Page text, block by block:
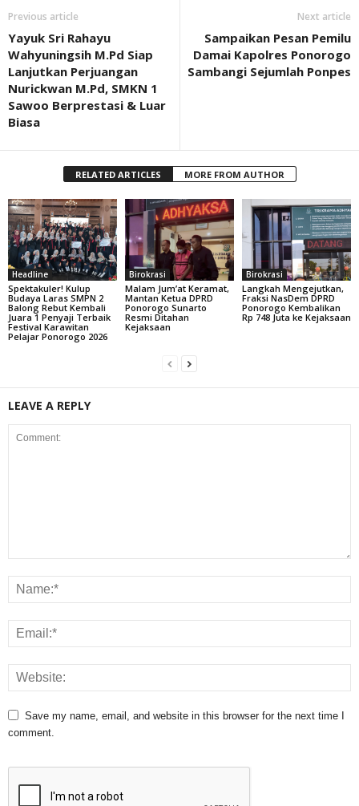
Previous article
Yayuk Sri Rahayu
Wahyuningsih M.Pd Siap
Lanjutkan Perjuangan
Nurickwan M.Pd, SMKN 1
Sawoo Berprestasi & Luar
Biasa
Next article
Sampaikan Pesan Pemilu
Damai Kapolres Ponorogo
Sambangi Sejumlah Ponpes
RELATED ARTICLES MORE FROM AUTHOR
Headline
Spektakuler! Kulup
Budaya Laras SMPN 2
Balong Rebut Kembali
Juara 1 Penyaji Terbaik
Festival Karawitan
Pelajar Ponorogo 2026
Birokrasi
Malam Jum’at Keramat,
Mantan Ketua DPRD
Ponorogo Sunarto
Resmi Ditahan
Kejaksaan
Birokrasi
Langkah Mengejutkan,
Fraksi NasDem DPRD
Ponorogo Kembalikan
Rp 748 Juta ke Kejaksaan
LEAVE A REPLY
Save my name, email, and website in this browser for the next time I
comment.